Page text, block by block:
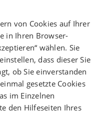
von Cookies auf Ihrer
in Ihren Browser-
wählen. Sie
dass dieser Sie
ob Sie einverstanden
gesetzte Cookies
im Einzelnen
den Hilfeseiten Ihres